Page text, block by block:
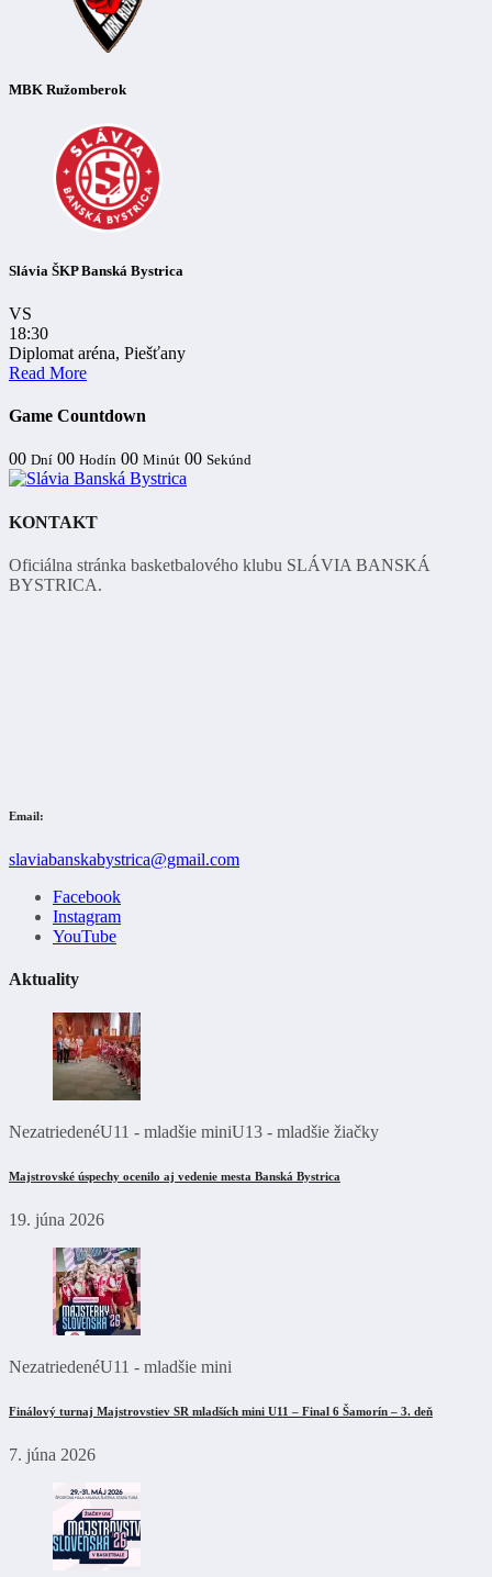
MBK Ružomberok
Slávia ŠKP Banská Bystrica
VS
18:30
Diplomat aréna, Piešťany
Read More
Game Countdown
00 Dní 00 Hodín 00 Minút 00 Sekúnd
KONTAKT
Oficiálna stránka basketbalového klubu SLÁVIA BANSKÁ
BYSTRICA.
Email:
slaviabanskabystrica@gmail.com
Facebook
Instagram
YouTube
Aktuality
NezatriedenéU11 - mladšie miniU13 - mladšie žiačky
Majstrovské úspechy ocenilo aj vedenie mesta Banská Bystrica
19. júna 2026
NezatriedenéU11 - mladšie mini
Finálový turnaj Majstrovstiev SR mladších mini U11 – Final 6 Šamorín – 3. deň
7. júna 2026